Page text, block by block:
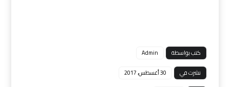
كتب بواسطة
Admin
نشرت في
30 أغسطس، 2017